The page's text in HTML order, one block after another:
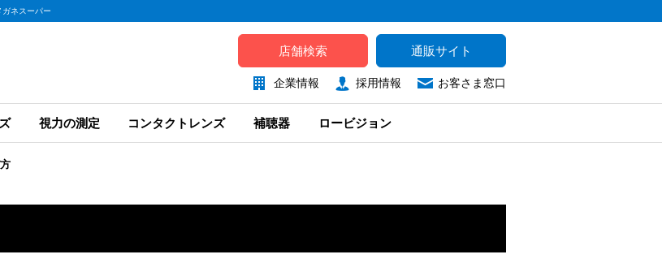
ネスーパー
店舗検索 通販サイト
企業情報 採用情報 お客さま窓口
視力の測定 コンタクトレンズ 補聴器 ロービジョン